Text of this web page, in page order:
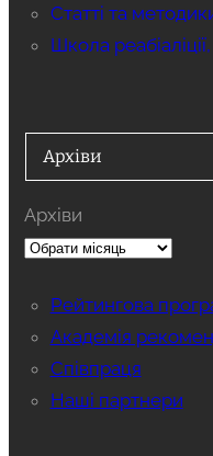
Статті та
Школа
Архіви
Архіви
Рейтингова
Академія
Співпраця
Наші партнери